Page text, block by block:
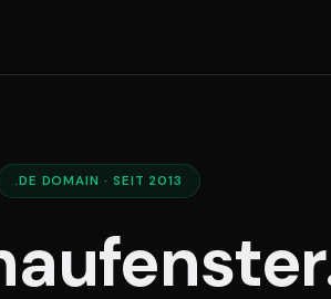
.DE DOMAIN · SEIT 2013